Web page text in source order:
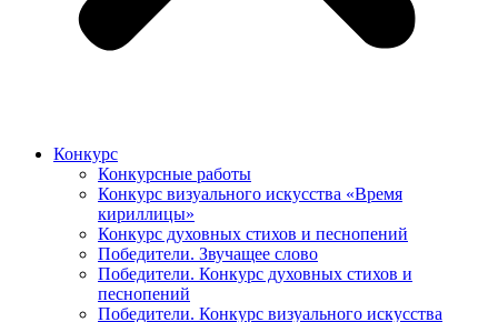
Конкурс
Конкурсные работы
Конкурс визуального искусства «Время
кириллицы»
Конкурс духовных стихов и песнопений
Победители. Звучащее слово
Победители. Конкурс духовных стихов и
песнопений
Победители. Конкурс визуального искусства